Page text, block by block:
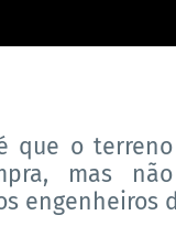
que o
mas
engenheiros